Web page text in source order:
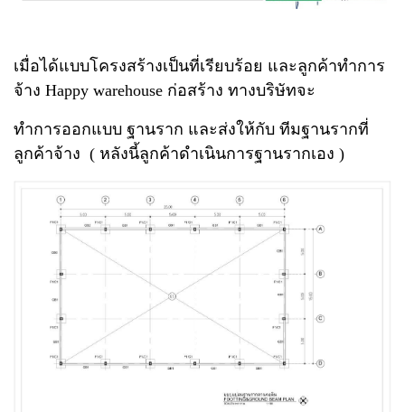
เมื่อได้แบบโครงสร้างเป็นที่เรียบร้อย และลูกค้าทำการ
จ้าง Happy warehouse ก่อสร้าง ทางบริษัทจะ
ทำการออกแบบ ฐานราก และส่งให้กับ ทีมฐานรากที่
ลูกค้าจ้าง ( หลังนี้ลูกค้าดำเนินการฐานรากเอง )